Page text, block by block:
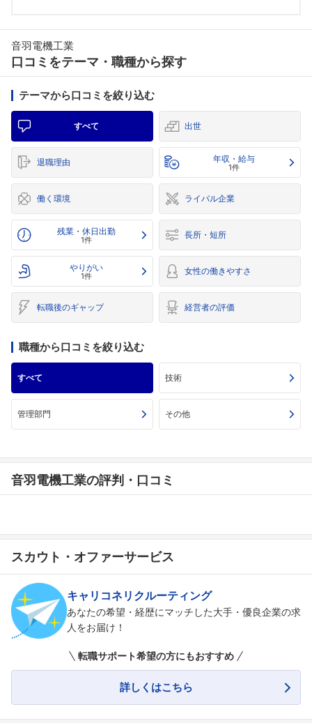
音羽電機工業
口コミをテーマ・職種から探す
テーマから口コミを絞り込む
すべて 出世
退職理由 年収・給与
1件
働く環境 ライバル企業
残業・休日出勤
1件 長所・短所
やりがい
1件 女性の働きやすさ
転職後のギャップ 経営者の評価
職種から口コミを絞り込む
すべて 技術
管理部門 その他
音羽電機工業の評判・口コミ
スカウト・オファーサービス
キャリコネリクルーティング
あなたの希望・経歴にマッチした大手・優良企業の求
人をお届け！
転職サポート希望の方にもおすすめ
詳しくはこちら